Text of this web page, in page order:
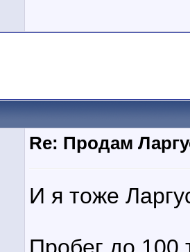
Re: Продам
И я тоже